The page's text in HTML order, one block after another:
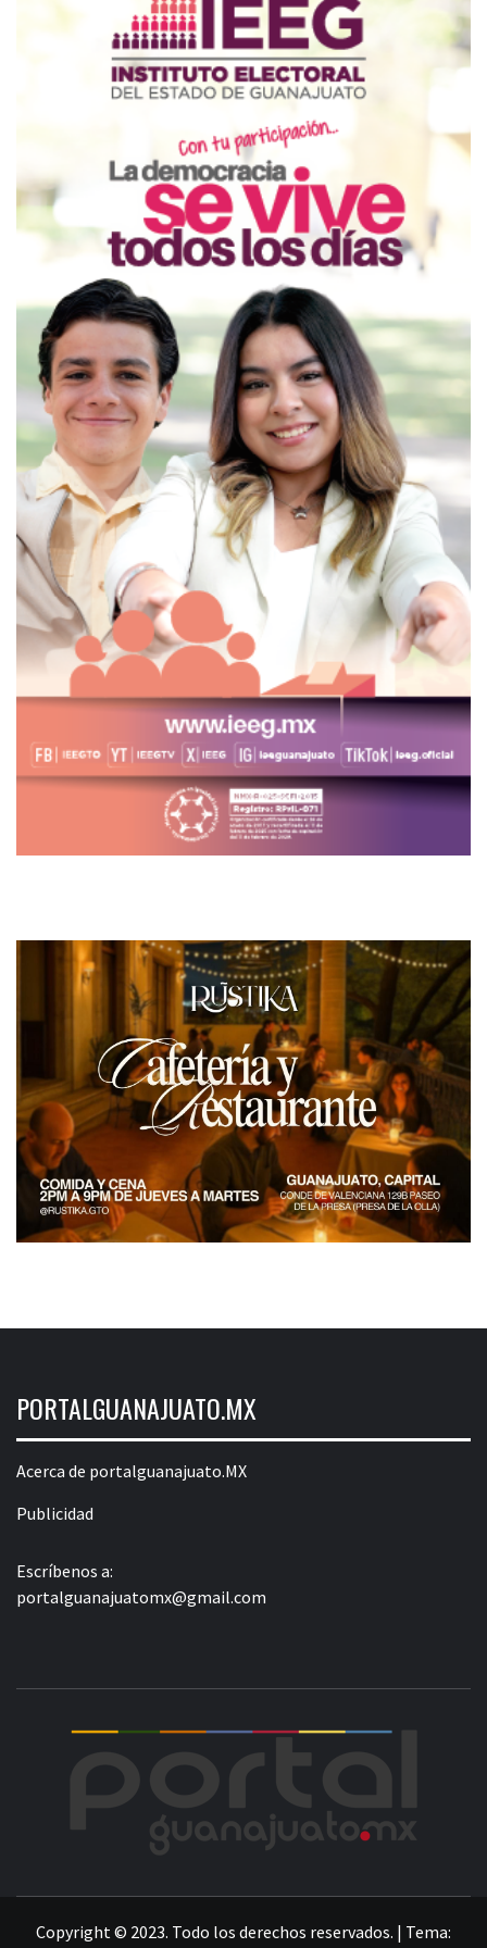
PORTALGUANAJUATO.MX
Acerca de portalguanajuato.MX
Publicidad
Escríbenos a:
portalguanajuatomx@gmail.com
Copyright © 2023. Todo los derechos reservados. | Tema: